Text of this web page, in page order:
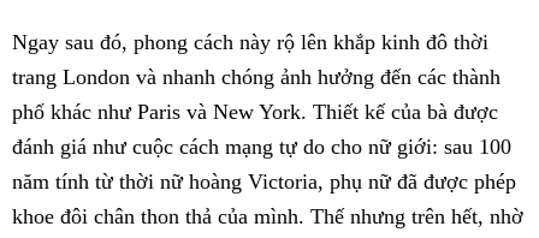
Ngay sau đó, phong cách này rộ lên khắp kinh đô thời
trang London và nhanh chóng ảnh hưởng đến các thành
phố khác như Paris và New York. Thiết kế của bà được
đánh giá như cuộc cách mạng tự do cho nữ giới: sau 100
năm tính từ thời nữ hoàng Victoria, phụ nữ đã được phép
khoe đôi chân thon thả của mình. Thế nhưng trên hết, nhờ